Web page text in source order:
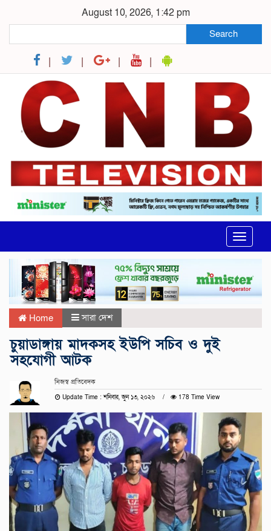
August 10, 2026, 1:42 pm
Search
Toggle
Home সারা দেশ
চুয়াডাঙ্গায় মাদকসহ ইউপি সচিব ও দুই
সহযোগী আটক
নিজস্ব প্রতিবেদক
Update Time : শনিবার, জুন ১৩, ২০২৬ 178 Time View